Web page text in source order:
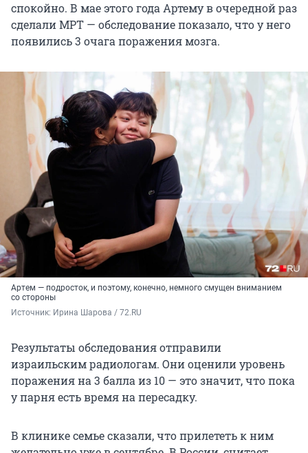
спокойно. В мае этого года Артему в очередной раз
сделали МРТ — обследование показало, что у него
появились 3 очага поражения мозга.
Артем — подросток, и поэтому, конечно, немного смущен вниманием
со стороны
Источник: Ирина Шарова / 72.RU
Результаты обследования отправили
израильским радиологам. Они оценили уровень
поражения на 3 балла из 10 — это значит, что пока
у парня есть время на пересадку.
В клинике семье сказали, что прилететь к ним